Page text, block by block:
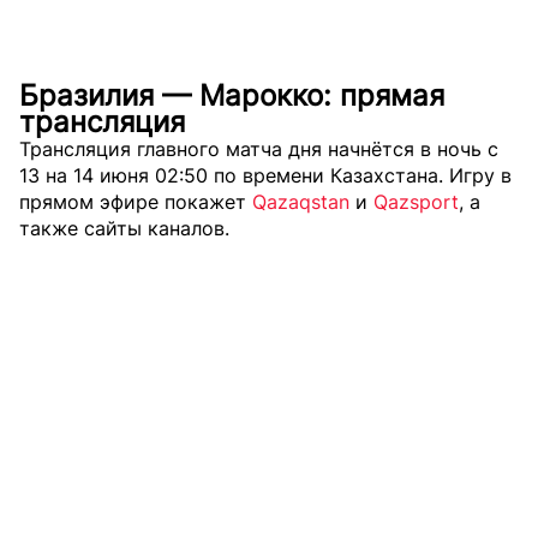
Бразилия — Марокко: прямая
трансляция
Трансляция главного матча дня начнётся в ночь с
13 на 14 июня 02:50 по времени Казахстана. Игру в
прямом эфире покажет Qazaqstan и Qazsport, а
также сайты каналов.